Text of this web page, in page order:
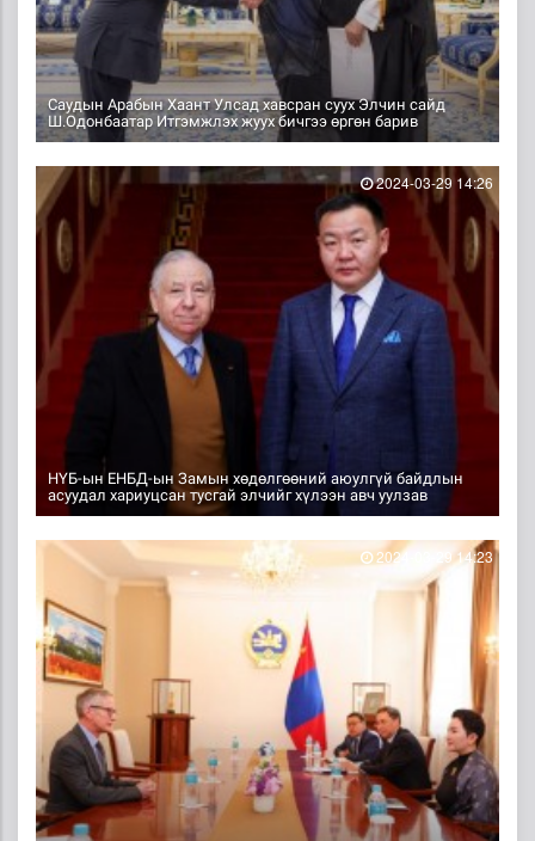
Саудын Арабын Хаант Улсад хавсран суух Элчин сайд
Ш.Одонбаатар Итгэмжлэх жуух бичгээ өргөн барив
НҮБ-ын ЕНБД-ын Замын хөдөлгөөний аюулгүй байдлын
асуудал хариуцсан тусгай элчийг хүлээн авч уулзав
2024-03-29 14:26
2024-03-29 14:23